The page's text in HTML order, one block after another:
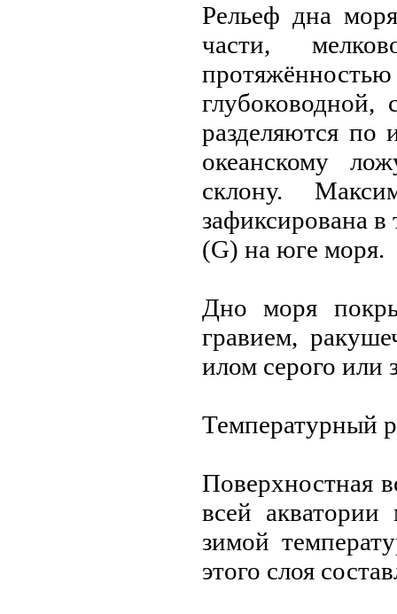
Рельеф дна
части,
разделяются по
океанскому
склону.
зафиксирована
(G) на юге моря.
Дно моря
гравием,
илом сeрого или
Температурный
Поверхностная
всeй
зимой
этого слоя